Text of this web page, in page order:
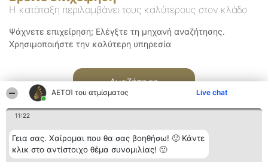
ΑΕΤΟΊ του ατμίσματος Live chat
11:22
Γεια σας. Χαίρομαι που θα σας βοηθήσω! 🙂 Κάντε
κλικ στο αντίστοιχο θέμα συνομιλίας! 🙂
Η κατάταξη περιλαμβάνει τους καλύτερους στον κλάδο
Ψάχνετε επιχείρηση; Ελέγξτε τη μηχανή αναζήτησης.
Χρησιμοποιήστε την καλύτερη υπηρεσία
Αναζήτηση